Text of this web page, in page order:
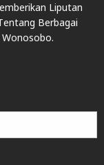
Liputan
Berbagai